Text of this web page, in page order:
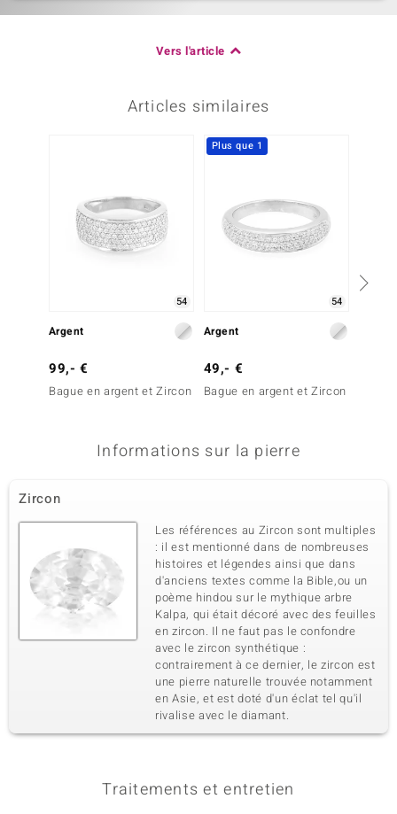
Vers l'article
Articles similaires
54
Argent
99,- €
Bague en argent et Zircon
Plus que 1
54
Argent
49,- €
Bague en argent et Zircon
Informations sur la pierre
Zircon
Les références au Zircon sont multiples
: il est mentionné dans de nombreuses
histoires et légendes ainsi que dans
d'anciens textes comme la Bible,ou un
poème hindou sur le mythique arbre
Kalpa, qui était décoré avec des feuilles
en zircon. Il ne faut pas le confondre
avec le zircon synthétique :
contrairement à ce dernier, le zircon est
une pierre naturelle trouvée notamment
en Asie, et est doté d'un éclat tel qu'il
rivalise avec le diamant.
Traitements et entretien